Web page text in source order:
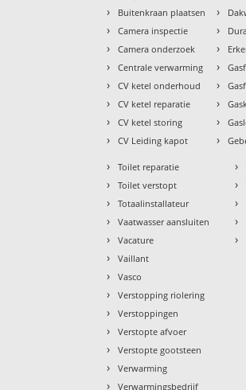
› Buitenkraan plaatsen
› Camera inspectie
› Camera onderzoek
› Centrale verwarming
› CV ketel onderhoud
› CV ketel reparatie
› CV ketel storing
› CV Leiding kapot
›
›
›
›
›
›
›
›
› Toilet reparatie
› Toilet verstopt
› Totaalinstallateur
› Vaatwasser aansluiten
› Vacature
› Vaillant
› Vasco
› Verstopping riolering
› Verstoppingen
› Verstopte afvoer
› Verstopte gootsteen
› Verwarming
› Verwarmingsbedrijf
›
›
›
›
›